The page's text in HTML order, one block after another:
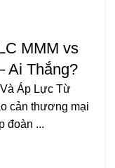
MMM vs
Ai Thắng?
Áp Lực Từ
cản thương mại
đoàn ...